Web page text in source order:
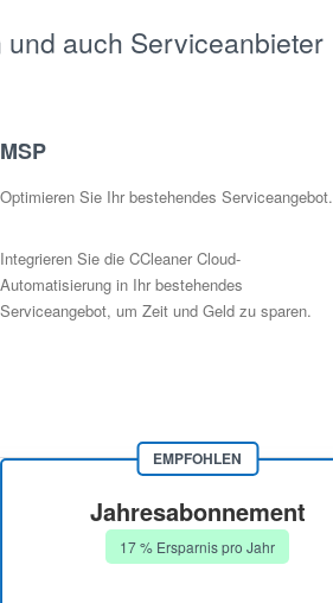
auch Serviceanbieter
MSP
Optimieren Sie Ihr bestehendes Serviceangebot.
Integrieren Sie die CCleaner Cloud-
Automatisierung in Ihr bestehendes
Serviceangebot, um Zeit und Geld zu sparen.
EMPFOHLEN
Jahresabonnement
17 % Ersparnis pro Jahr